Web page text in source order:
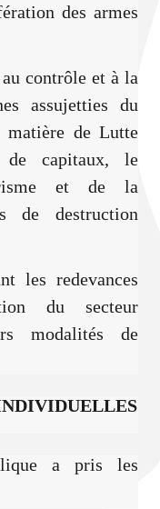
des armes
contrôle et à la
assujetties du
matière de Lutte
de capitaux, le
et de la
de destruction
les redevances
du secteur
modalités de
a pris les